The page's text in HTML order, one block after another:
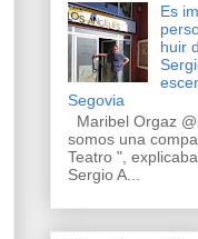
Es
huir
Segovia
Maribel Orgaz
somos una
Teatro ",
Sergio A...